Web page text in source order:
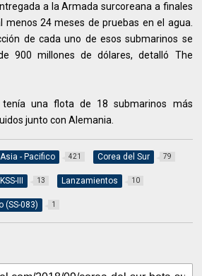
a la Armada surcoreana a finales
menos 24 meses de pruebas en el agua.
de cada uno de esos submarinos se
900 millones de dólares, detalló The
una flota de 18 submarinos más
junto con Alemania.
- Pacifico 421 Corea del Sur 79
KSS-III 13 Lanzamientos 10
(SS-083) 1